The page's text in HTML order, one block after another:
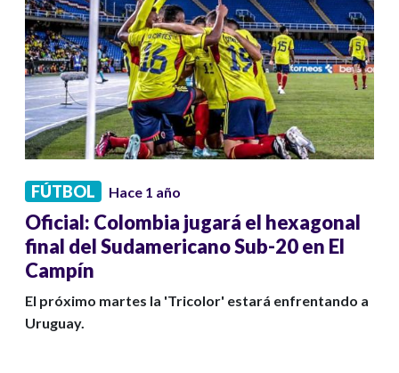
FÚTBOL Hace 1 año
Oficial: Colombia jugará el hexagonal
final del Sudamericano Sub-20 en El
Campín
El próximo martes la 'Tricolor' estará enfrentando a
Uruguay.